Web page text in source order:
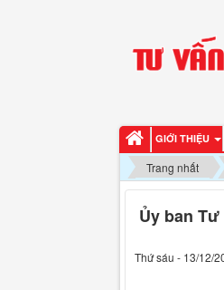
GIỚI THIỆU
Trang nhất
Ủy ban
Thứ sáu - 13/12/